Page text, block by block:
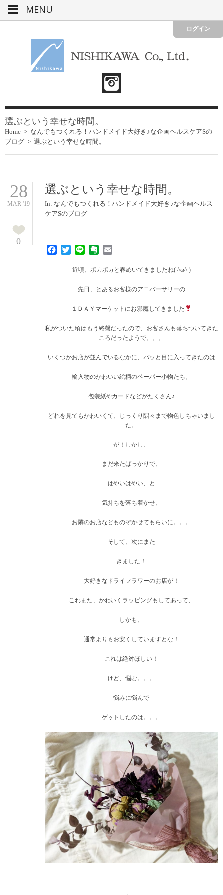
ログイン
選ぶという幸せな時間。
Home > なんでもつくれる！ハンドメイド大好き♪な企画ヘルスケアSの
ブログ > 選ぶという幸せな時間。
28
MAR '19
0
選ぶという幸せな時間。
In: なんでもつくれる！ハンドメイド大好き♪な企画ヘルス
ケアSのブログ
FacebookTwitterLine Evernote
近頃、ポカポカと春めいてきましたね( ^ω^ )
先日、とあるお客様のアニバーサリーの
１ＤＡＹマーケットにお邪魔してきました
私がついた頃はもう終盤だったので、お客さんも落ちついてきた
ころだったようで。。。
いくつかお店が並んでいるなかに、パッと目に入ってきたのは
輸入物のかわいい絵柄のペーパー小物たち。
包装紙やカードなどがたくさん♪
どれを見てもかわいくて、じっくり隅々まで物色しちゃいまし
た。
が！しかし、
まだ来たばっかりで、
はやいはやい、と
気持ちを落ち着かせ、
お隣のお店などものぞかせてもらいに。。。
そして、次にまた
きました！
大好きなドライフラワーのお店が！
これまた、かわいくラッピングもしてあって、
しかも、
通常よりもお安くしていますとな！
これは絶対ほしい！
けど、悩む。。。
悩みに悩んで
ゲットしたのは。。。
MENU